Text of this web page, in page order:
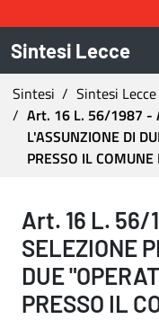
Sintesi Lecce
Ti trovi in:
Sintesi Sintesi Lecce
Art. 16 L. 56/1987 -
L'ASSUNZIONE DI
PRESSO IL COMUNE
Art. 16 L. 56/
Art. 16 L. 56/
SELEZIONE
DUE
PRESSO IL